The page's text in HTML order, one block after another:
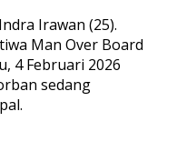
Irawan (25).
Man Over Board
4 Februari 2026
sedang